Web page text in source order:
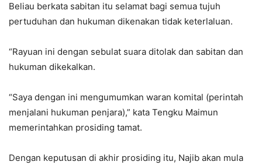
Beliau berkata sabitan itu selamat bagi semua tujuh
pertuduhan dan hukuman dikenakan tidak keterlaluan.
“Rayuan ini dengan sebulat suara ditolak dan sabitan dan
hukuman dikekalkan.
“Saya dengan ini mengumumkan waran komital (perintah
menjalani hukuman penjara),” kata Tengku Maimun
memerintahkan prosiding tamat.
Dengan keputusan di akhir prosiding itu, Najib akan mula